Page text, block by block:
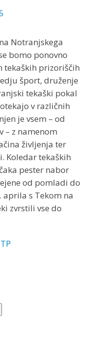
Notranjskega
bomo ponovno
prizoriščih
šport, druženje
tekaški pokal
v različnih
je vsem – od
– z namenom
življenja ter
Koledar tekaških
pester nabor
od pomladi do
aprila s Tekom na
zvrstili vse do